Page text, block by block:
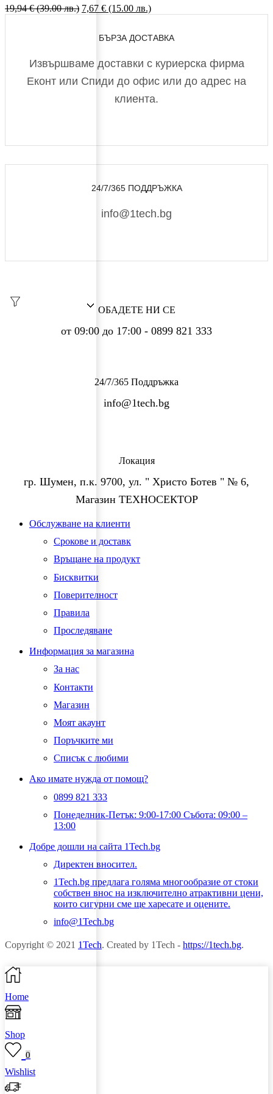
19,94€ (39.00 лв.) Original
19,94 €
лв.).
7,67 € (15.00 лв.)
7,67 €
лв.).
БЪРЗА ДОСТАВКА
Извършваме доставки с куриерска фирма
Еконт или Спиди до офис или до адрес на
клиента.
24/7/365 ПОДДРЪЖКА
info@1tech.bg
ОБАДЕТЕ НИ СЕ
от 09:00 до 17:00 - 0899 821 333
24/7/365 Поддръжка
info@1tech.bg
Локация
гр. Шумен, п.к. 9700, ул. " Христо Ботев " № 6,
Магазин ТЕХНОСЕКТОР
Facebook
Twitter
Instagram
Pinterest
Linkedin
Youtube
VimeoОбслужване на клиенти
Срокове и доставк
Връщане на продукт
Бисквитки
Поверителност
Правила
Проследяване
Информация за магазина
За нас
Контакти
Магазин
Моят акаунт
Поръчките ми
Списък с любими
Ако имате нужда от помощ?
0899 821 333
Понеделник-Петък: 9:00-17:00 Събота: 09:00 –
13:00
Добре дошли на сайта 1Tech.bg
Директен вносител.
1Tech.bg предлага голяма многообразие от стоки
собствен внос на изключително атрактивни цени,
които сигурни сме ще харесате и оцените.
info@1Tech.bg
Copyright © 2021 1Tech. Created by 1Tech - https://1tech.bg.
Home
Shop
0
Wishlist